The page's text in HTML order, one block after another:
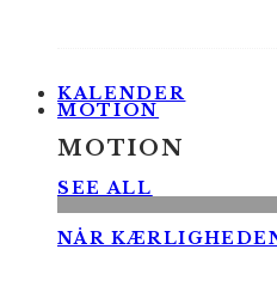
KALENDER
MOTION
MOTION
SEE ALL
NÅR